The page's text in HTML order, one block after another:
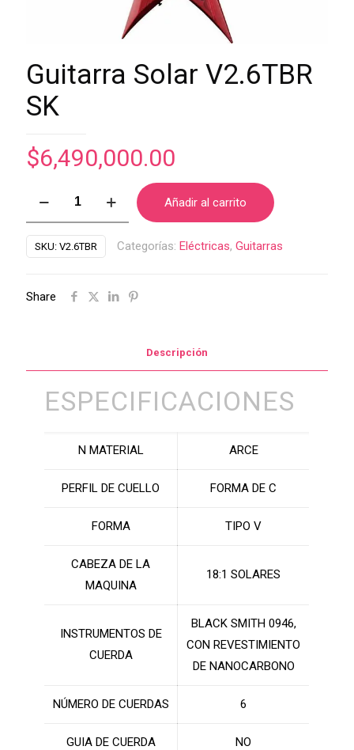
Guitarra Solar V2.6TBR
SK
$6,490,000.00
V2.6TBR
SK
Añadir al carrito
SKU: V2.6TBR Categorías: Eléctricas, Guitarras
Share
Descripción
ESPECIFICACIONES
N MATERIAL ARCE
PERFIL DE CUELLO FORMA DE C
FORMA TIPO V
CABEZA DE LA
MAQUINA
18:1 SOLARES
INSTRUMENTOS DE
CUERDA
BLACK SMITH 0946,
CON REVESTIMIENTO
DE NANOCARBONO
NÚMERO DE CUERDAS 6
GUIA DE CUERDA NO